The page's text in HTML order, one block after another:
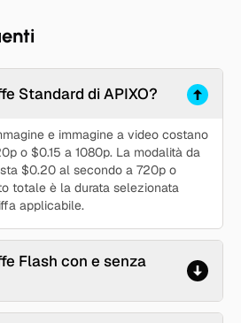
Standard di APIXO?
e immagine a video costano
o $0.15 a 1080p. La modalità da
$0.20 al secondo a 720p o
totale è la durata selezionata
applicabile.
Flash con e senza